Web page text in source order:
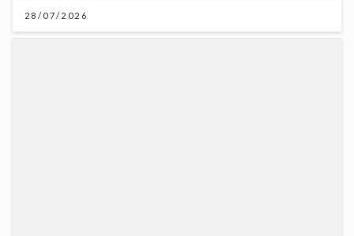
28/07/2026